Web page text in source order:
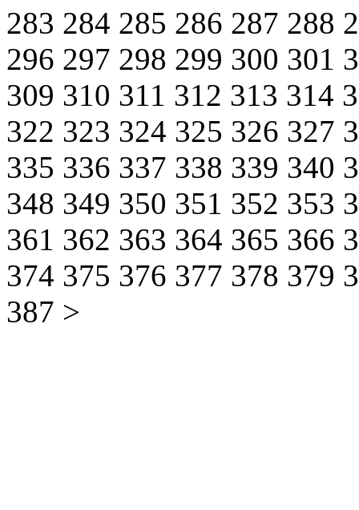
283 284 285 286 287 288
296 297 298 299 300 301
309 310 311 312 313 314
322 323 324 325 326 327
335 336 337 338 339 340
348 349 350 351 352 353
361 362 363 364 365 366
374 375 376 377 378 379
387 >